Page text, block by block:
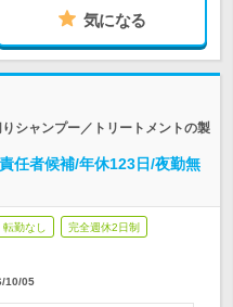
気になる
シャンプー／トリートメントの製
任者候補/年休123日/夜勤無
転勤なし 完全週休2日制
10/05